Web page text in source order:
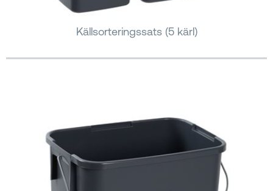
Källsorteringssats (5 kärl)